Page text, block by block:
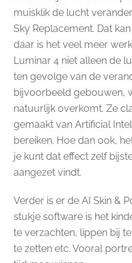
muisklik de lucht
Sky Replacement. Dat
daar is het veel meer
Luminar 4 niet alleen de
ten gevolge van de
bijvoorbeeld gebouwen,
natuurlijk overkomt. Ze
gemaakt van Artificial
bereiken. Hoe dan ook,
je kunt dat effect zelf
aangezet vindt.
Verder is er de AI Skin &
stukje software is het
te verzachten, lippen bij
te zetten etc. Vooral